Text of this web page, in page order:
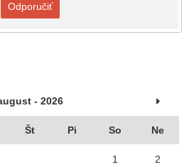
Odporučiť
- 2026
Št Pi So Ne
1 2